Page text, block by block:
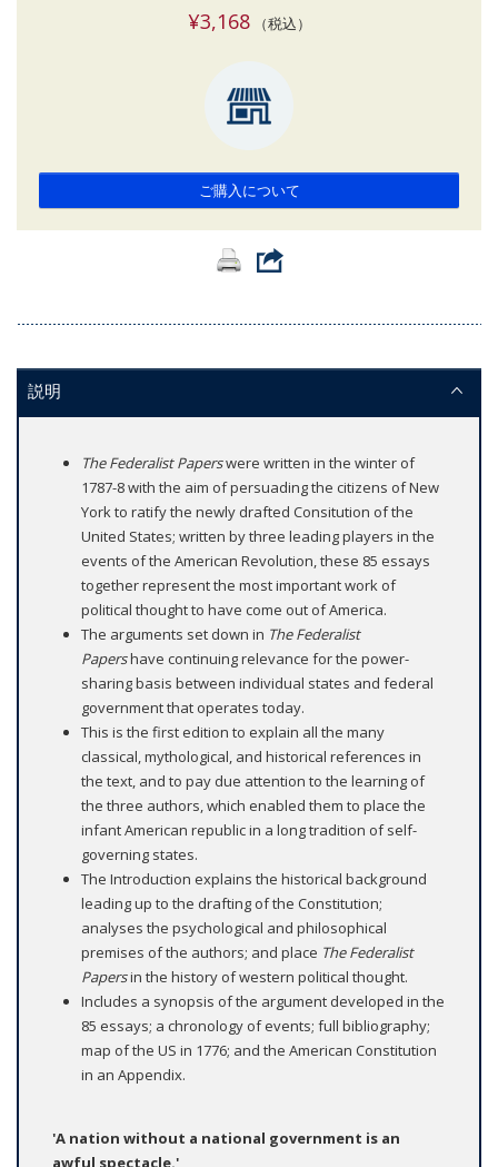
¥3,168（税込）
ご購入について
説明
The Federalist Paperswere written in the winter of
1787-8 with the aim of persuading the citizens of New
York to ratify the newly drafted Consitution of the
United States; written by three leading players in the
events of the American Revolution, these 85 essays
together represent the most important work of
political thought to have come out of America.
The arguments set down in The Federalist
Papershave continuing relevance for the power-
sharing basis between individual states and federal
government that operates today.
This is the first edition to explain all the many
classical, mythological, and historical references in
the text, and to pay due attention to the learning of
the three authors, which enabled them to place the
infant American republic in a long tradition of self-
governing states.
The Introduction explains the historical background
leading up to the drafting of the Constitution;
analyses the psychological and philosophical
premises of the authors; and place The Federalist
Papersin the history of western political thought.
Includes a synopsis of the argument developed in the
85 essays; a chronology of events; full bibliography;
map of the US in 1776; and the American Constitution
in an Appendix.
'A nation without a national government is an
awful spectacle.'